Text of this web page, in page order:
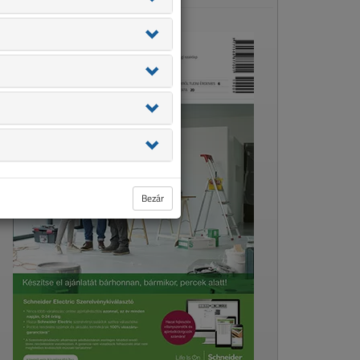
Bezár